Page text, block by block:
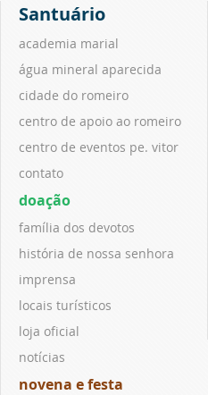
Santuário
academia marial
água mineral aparecida
cidade do romeiro
centro de apoio ao romeiro
centro de eventos pe. vitor
contato
doação
família dos devotos
história de nossa senhora
imprensa
locais turísticos
loja oficial
notícias
novena e festa